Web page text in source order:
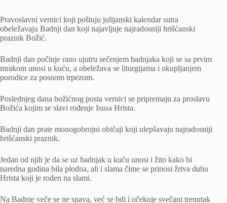
Pravoslavni vernici koji poštuju julijanski kalendar sutra
obeležavaju Badnji dan koji najavljuje najradosniji hrišćanski
praznik Božić.
Badnji dan počinje rano ujutru sečenjem badnjaka koji se sa prvim
mrakom unosi u kuću, a obeležava se liturgijama i okupljanjem
porodice za posnom trpezom.
Poslednjeg dana božićnog posta vernici se pripremaju za proslavu
Božića kojim se slavi rođenje Isusa Hrista.
Badnji dan prate monogobrojni običaji koji ulepšavaju najradosniji
hrišćanski praznik.
Jedan od njih je da se uz badnjak u kuću unosi i žito kako bi
naredna godina bila plodna, ali i slama čime se prinosi žrtva duhu
Hrista koji je rođen na slami.
Na Badnje veče se ne spava, već se bdi i očekuje svečani trenutak